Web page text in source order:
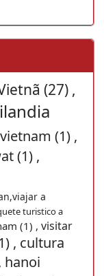
(27) ,
(1) ,
(1) ,
a
turistico a
(1) , visitar
, cultura
hanoi